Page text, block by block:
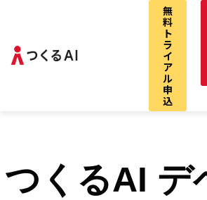
無
料
ト
ラ
イ
ア
ル
申
込
VCプロ
つくるAI デ